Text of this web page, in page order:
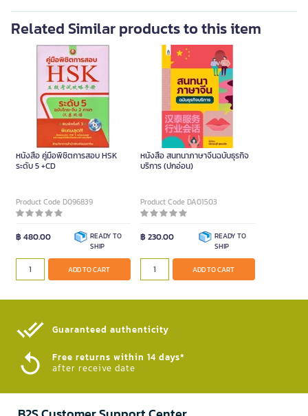
Related Similar products to this item
หนังสือ คู่มือพิชิตการสอบ HSK
ระดับ 5 +CD
Product Code D096839
฿ 480.00
READY TO
SHIP
ADD TO CART
หนังสือ สนทนาภาษาจีนฉบับธุรกิจ
บริการ (ปกอ่อน)
Product Code DA01503
฿ 230.00
READY TO
SHIP
ADD TO CART
Guaranteed authenticity​
Free returns within 14 days*
after receive date